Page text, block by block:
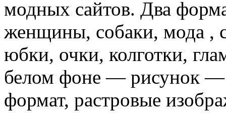
модных сайтов. Два
женщины, собаки, мода ,
юбки, очки, колготки,
белом фоне — рисунок —
формат, растровые